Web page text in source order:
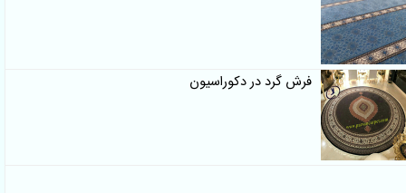
فرش گرد در دکوراسیون